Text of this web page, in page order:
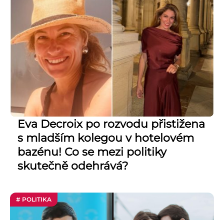
Eva Decroix po rozvodu přistižena
s mladším kolegou v hotelovém
bazénu! Co se mezi politiky
skutečně odehrává?
# POLITIKA